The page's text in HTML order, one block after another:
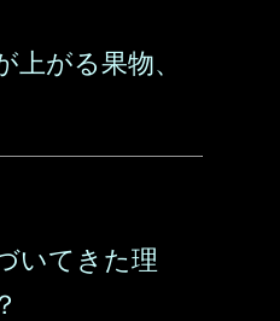
上がる果物、
いてきた理